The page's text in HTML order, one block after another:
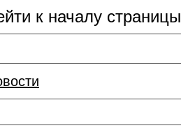
к началу страницы